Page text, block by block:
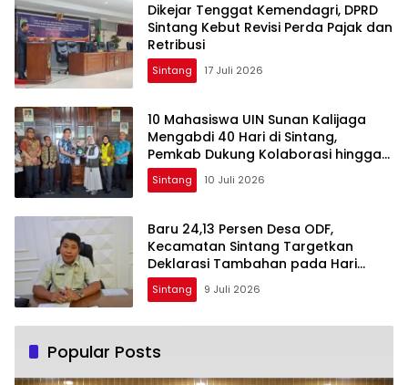
Dikejar Tenggat Kemendagri, DPRD
Sintang Kebut Revisi Perda Pajak dan
Retribusi
Sintang 17 Juli 2026
10 Mahasiswa UIN Sunan Kalijaga
Mengabdi 40 Hari di Sintang,
Pemkab Dukung Kolaborasi hingga
Pendampingan Berkelanjutan
Sintang 10 Juli 2026
Baru 24,13 Persen Desa ODF,
Kecamatan Sintang Targetkan
Deklarasi Tambahan pada Hari
Kesehatan Nasional
Sintang 9 Juli 2026
Popular Posts